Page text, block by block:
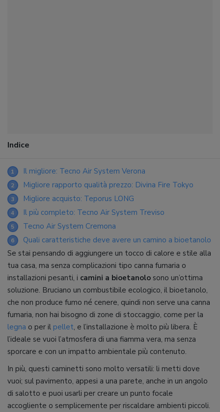
Indice
1 Il migliore: Tecno Air System Verona
2 Migliore rapporto qualità prezzo: Divina Fire Tokyo
3 Migliore acquisto: Teporus LONG
4 Il più completo: Tecno Air System Treviso
5 Tecno Air System Cremona
6
Quali caratteristiche deve avere un camino a bioetanolo
Se stai pensando di aggiungere un tocco di calore e stile alla
tua casa, ma senza complicazioni tipo canna fumaria o
installazioni pesanti, i camini a bioetanolo sono un’ottima
soluzione. Bruciano un combustibile ecologico, il bioetanolo,
che non produce fumo né cenere, quindi non serve una canna
fumaria, non hai bisogno di zone di stoccaggio, come per la
legna o per il pellet, e l’installazione è molto più libera. È
l’ideale se vuoi l’atmosfera di una fiamma vera, ma senza
sporcare e con un impatto ambientale più contenuto.
In più, questi caminetti sono molto versatili: li metti dove
vuoi; sul pavimento, appesi a una parete, anche in un angolo
di salotto e puoi usarli per creare un punto focale
accogliente o semplicemente per riscaldare ambienti piccoli.